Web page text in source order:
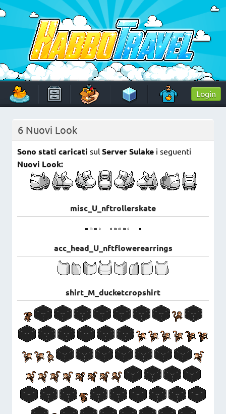
Skip
to
content
HabboTravel
Un viaggio di pixel!
Login
6 Nuovi Look
Sono stati caricati sul Server Sulake i seguenti
Nuovi Look:
misc_U_nftrollerskate
acc_head_U_nftflowerearrings
shirt_M_ducketcropshirt